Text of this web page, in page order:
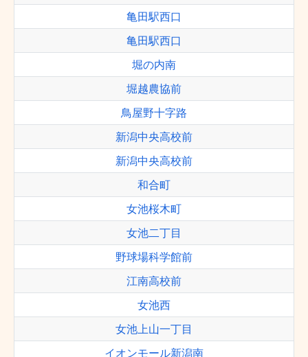
亀田駅西口
亀田駅西口
堀の内南
堀越農協前
鳥屋野十字路
新潟中央高校前
新潟中央高校前
和合町
女池桜木町
女池二丁目
野球場科学館前
江南高校前
女池西
女池上山一丁目
イオンモール新潟南